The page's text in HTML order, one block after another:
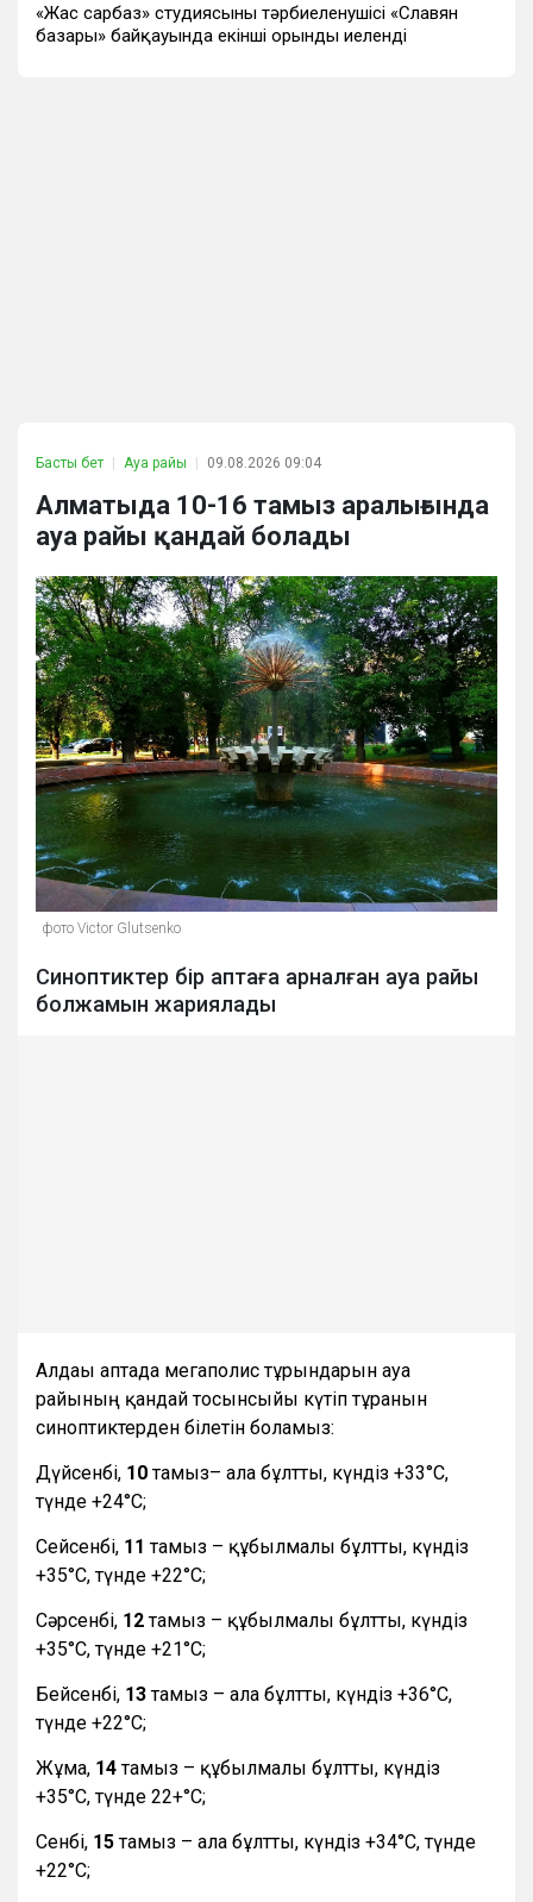
«Жас сарбаз» студиясының тәрбиеленушісі «Славян
базары» байқауында екінші орынды иеленді
Басты бет Ауа райы 09.08.2026 09:04
Алматыда 10-16 тамыз аралығында
ауа райы қандай болады
фото Victor Glutsenko
Синоптиктер бір аптаға арналған ауа райы
болжамын жариялады
Алдағы аптада мегаполис тұрғындарын ауа
райының қандай тосынсыйы күтіп тұрғанын
синоптиктерден білетін боламыз:
Дүйсенбі, 10тамыз– ала бұлтты, күндіз +33°С,
түнде +24°С;
Сейсенбі, 11тамыз – құбылмалы бұлтты, күндіз
+35°С, түнде +22°С;
Сәрсенбі, 12тамыз – құбылмалы бұлтты, күндіз
+35°С, түнде +21°С;
Бейсенбі, 13тамыз – ала бұлтты, күндіз +36°С,
түнде +22°С;
Жұма, 14тамыз – құбылмалы бұлтты, күндіз
+35°С, түнде 22+°С;
Сенбі, 15тамыз – ала бұлтты, күндіз +34°С, түнде
+22°С;